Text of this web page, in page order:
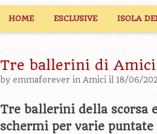
HOME ESCLUSIVE ISOLA
Tre ballerini di
by emmaforever in Amici il 18/06/
Tre ballerini della scorsa
schermi per varie puntate